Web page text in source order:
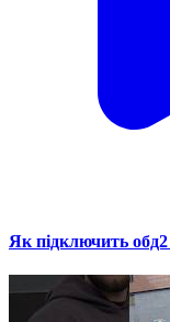
Як підключить